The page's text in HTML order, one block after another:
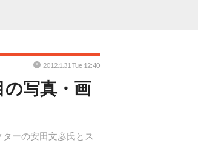
写真・画
ーの安田文彦氏とス
2012.1.31 Tue 12:40